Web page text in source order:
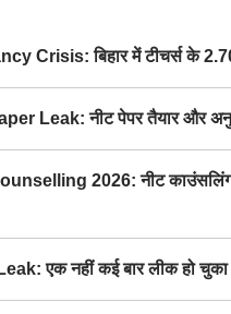
Crisis: बिहार में टीचर्स के
Leak: नीट पेपर तैयार और
2026: नीट काउंसलिंग
एक नहीं कई बार लीक हो चुका